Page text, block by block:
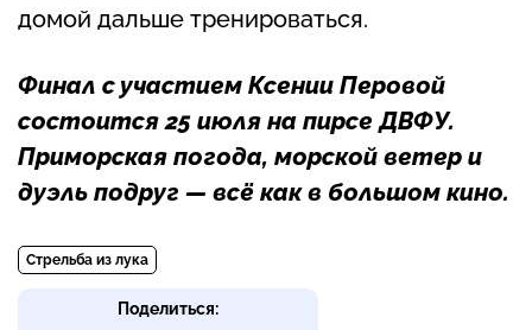
домой дальше тренироваться.
Финал с участием Ксении Перовой
состоится 25 июля на пирсе ДВФУ.
Приморская погода, морской ветер и
дуэль подруг — всё как в большом кино.
Стрельба из лука
Поделиться: